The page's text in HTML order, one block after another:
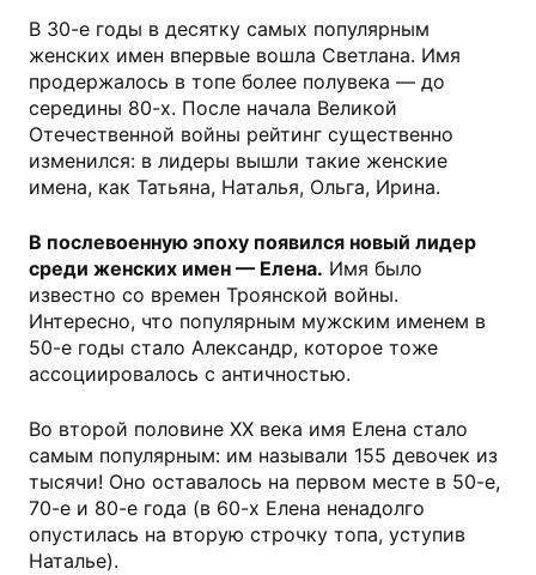
В 30-е годы в десятку самых популярным
женских имен впервые вошла Светлана. Имя
продержалось в топе более полувека — до
середины 80-х. После начала Великой
Отечественной войны рейтинг существенно
изменился: в лидеры вышли такие женские
имена, как Татьяна, Наталья, Ольга, Ирина.
В послевоенную эпоху появился новый лидер
среди женских имен — Елена. Имя было
известно со времен Троянской войны.
Интересно, что популярным мужским именем в
50-е годы стало Александр, которое тоже
ассоциировалось с античностью.
Во второй половине XX века имя Елена стало
самым популярным: им называли 155 девочек из
тысячи! Оно оставалось на первом месте в 50-е,
70-е и 80-е года (в 60-х Елена ненадолго
опустилась на вторую строчку топа, уступив
Наталье).